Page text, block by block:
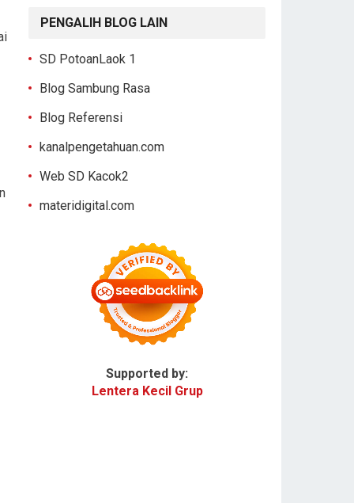
PENGALIH BLOG LAIN
SD PotoanLaok 1
Blog Sambung Rasa
Blog Referensi
kanalpengetahuan.com
Web SD Kacok2
materidigital.com
Supported by:
Lentera Kecil Grup